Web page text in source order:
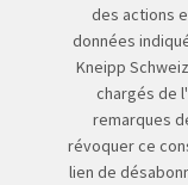
des actions
données
Kneipp
chargés de
remarques
révoquer ce
lien de